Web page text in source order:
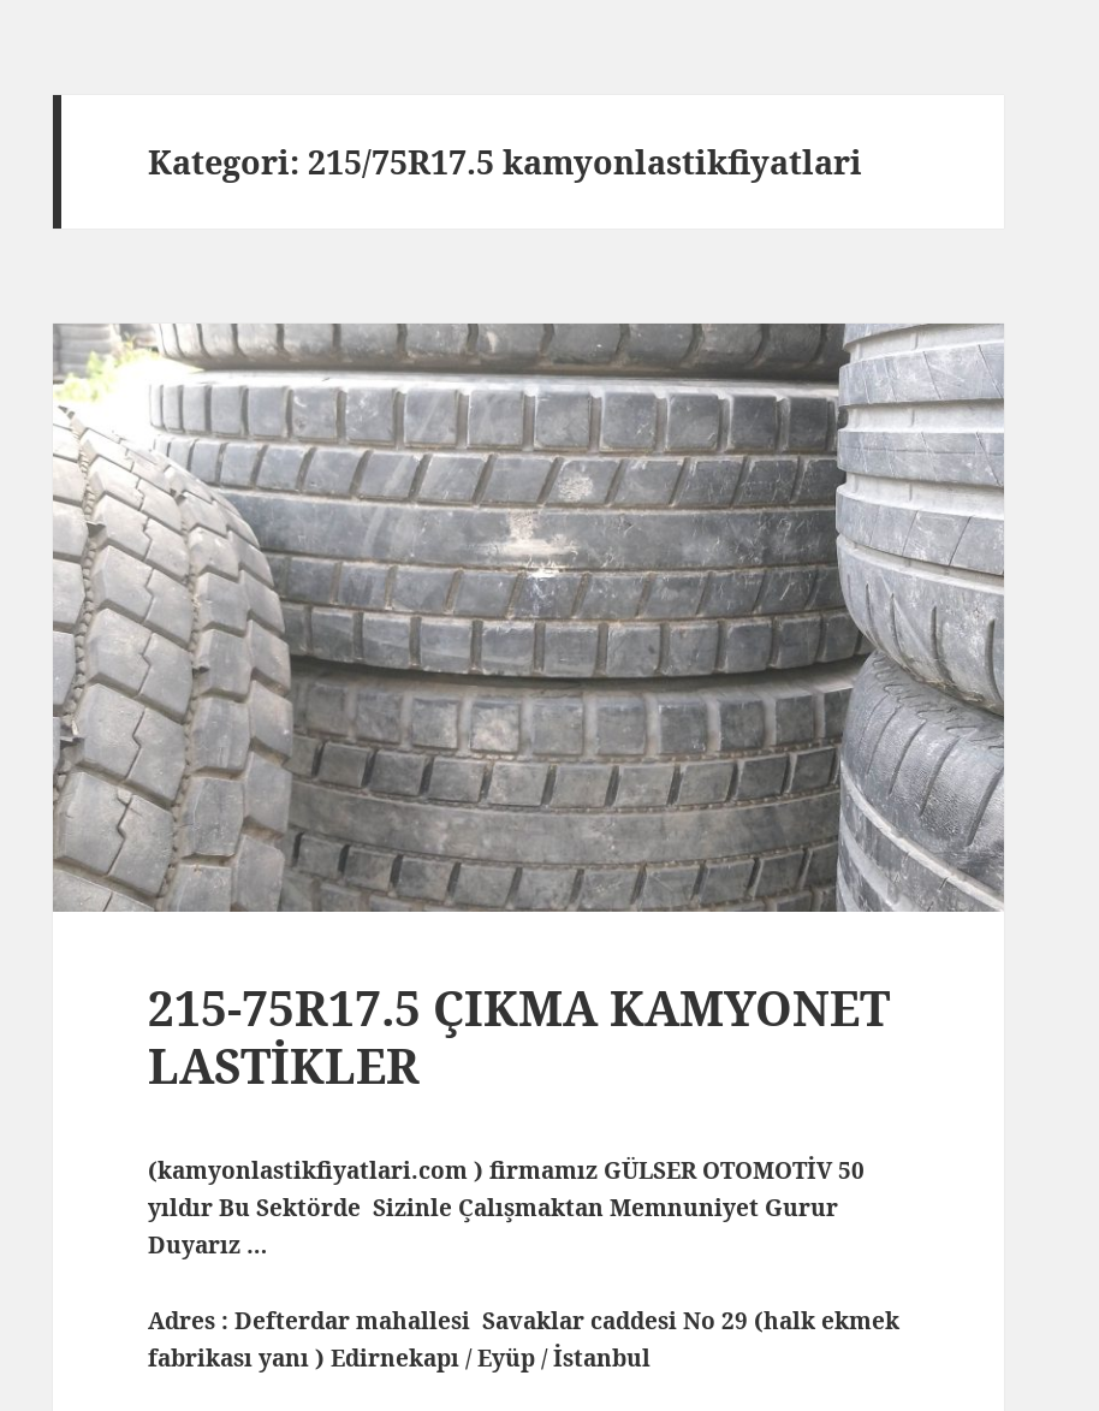
Kategori: 215/75R17.5 kamyonlastikfiyatlari
215-75R17.5 ÇIKMA KAMYONET
LASTİKLER
(kamyonlastikfiyatlari.com ) firmamız GÜLSER OTOMOTİV 50
yıldır Bu Sektörde Sizinle Çalışmaktan Memnuniyet Gurur
Duyarız …
Adres : Defterdar mahallesi Savaklar caddesi No 29 (halk ekmek
fabrikası yanı ) Edirnekapı / Eyüp / İstanbul